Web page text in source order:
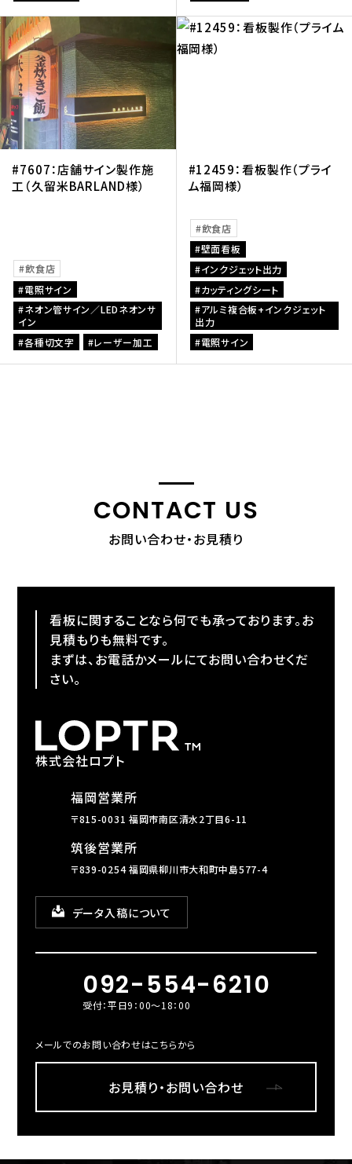
#7607：店舗サイン製作施
工（久留米BARLAND様）
飲食店
電照サイン
ネオン管サイン／LEDネオンサ
イン
各種切文字
レーザー加工
#12459：看板製作（プライ
ム福岡様）
飲食店
壁面看板
インクジェット出力
カッティングシート
アルミ複合板+インクジェット
出力
電照サイン
CONTACT US
お問い合わせ・お見積り
看板に関することなら何でも承っております。お
見積もりも無料です。
まずは、お電話かメールにてお問い合わせくだ
さい。
株式会社ロプト
福岡営業所
〒815-0031 福岡市南区清水2丁目6-11
筑後営業所
〒839-0254 福岡県柳川市大和町中島577-4
データ入稿について
092-554-6210
受付：平日9：00～18：00
メールでのお問い合わせはこちらから
お見積り・お問い合わせ